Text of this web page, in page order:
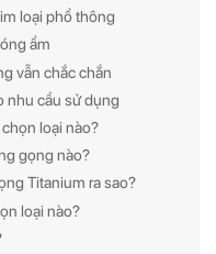
loại phổ thông
ẩm
vẫn chắc chắn
nhu cầu sử dụng
loại nào?
gọng nào?
Titanium ra sao?
loại nào?